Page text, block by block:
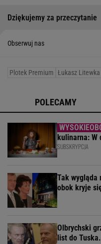
Dziękujemy za przeczytanie
Obserwuj nas
Plotek Premium Łukasz Litewka
POLECAMY
kulinarna: W
SUBSKRYPCJA
Tak wygląda
obok kryje
Olbrychski
list do